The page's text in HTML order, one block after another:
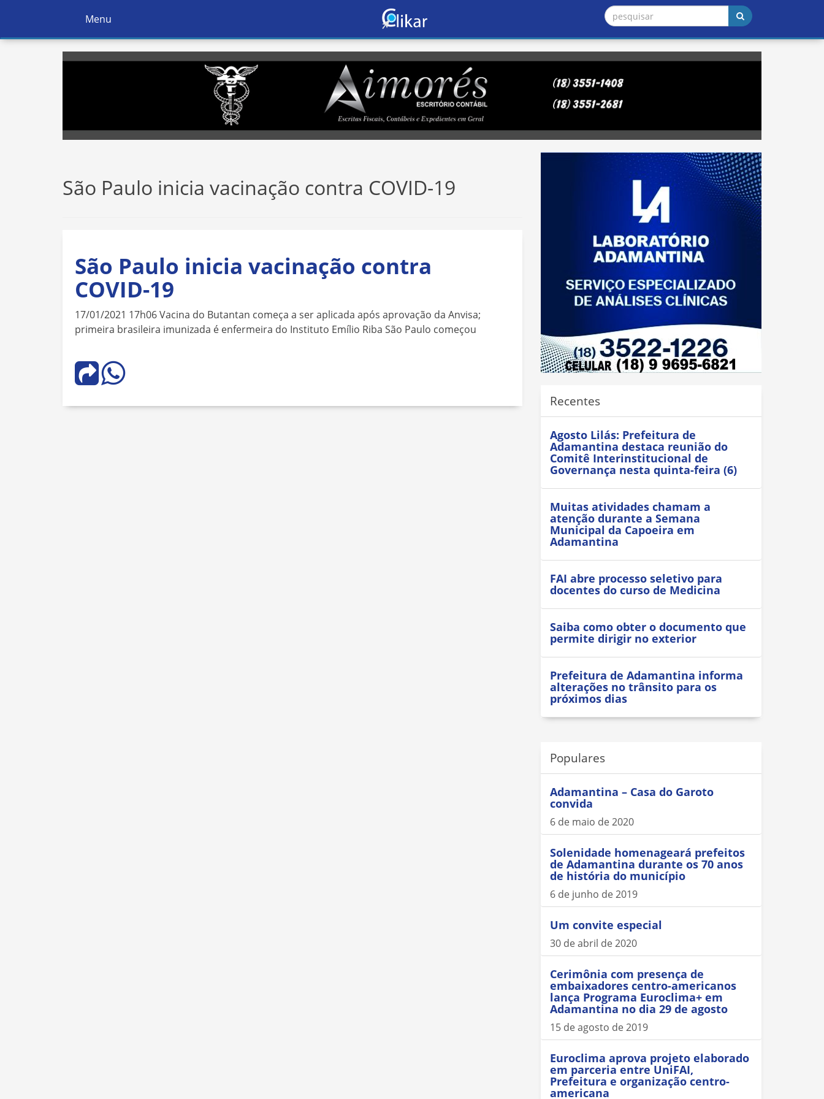
Ativar
Navegação
Menu
São Paulo inicia vacinação contra COVID-19
São Paulo inicia vacinação contra
COVID-19
17/01/2021 17h06 Vacina do Butantan começa a ser aplicada após aprovação da Anvisa;
primeira brasileira imunizada é enfermeira do Instituto Emílio Riba São Paulo começou
Recentes
Agosto Lilás: Prefeitura de
Adamantina destaca reunião do
Comitê Interinstitucional de
Governança nesta quinta-feira (6)
Muitas atividades chamam a
atenção durante a Semana
Municipal da Capoeira em
Adamantina
FAI abre processo seletivo para
docentes do curso de Medicina
Saiba como obter o documento que
permite dirigir no exterior
Prefeitura de Adamantina informa
alterações no trânsito para os
próximos dias
Populares
Adamantina – Casa do Garoto
convida
6 de maio de 2020
Solenidade homenageará prefeitos
de Adamantina durante os 70 anos
de história do município
6 de junho de 2019
Um convite especial
30 de abril de 2020
Cerimônia com presença de
embaixadores centro-americanos
lança Programa Euroclima+ em
Adamantina no dia 29 de agosto
15 de agosto de 2019
Euroclima aprova projeto elaborado
em parceria entre UniFAI,
Prefeitura e organização centro-
americana